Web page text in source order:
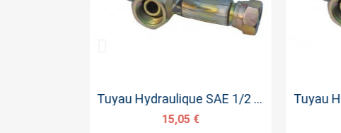
Aperçu rapide Tuyau Hydraulique SAE 1/2 SERTI 25cm
15,05 €